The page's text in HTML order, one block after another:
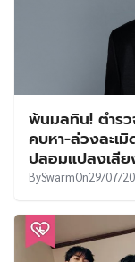
พ้นมลทิน! ตำร
คบหา-ล่วงละเ
ปลอมแปลงเสี
BySwarmOn29/07/